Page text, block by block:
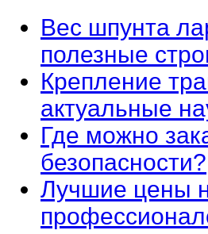
Вес шпунта
полезные
Крепление
актуальные
Где можно
безопасности?
Лучшие цены